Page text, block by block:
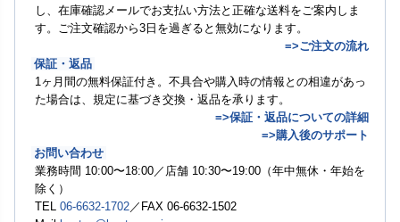
し、在庫確認メールでお支払い方法と正確な送料をご案内しま
す。ご注文確認から3日を過ぎると無効になります。
=>ご注文の流れ
保証・返品
1ヶ月間の無料保証付き。不具合や購入時の情報との相違があっ
た場合は、規定に基づき交換・返品を承ります。
=>保証・返品についての詳細
=>購入後のサポート
お問い合わせ
業務時間 10:00〜18:00／店舗 10:30〜19:00（年中無休・年始を
除く）
TEL 06-6632-1702 ／FAX 06-6632-1502